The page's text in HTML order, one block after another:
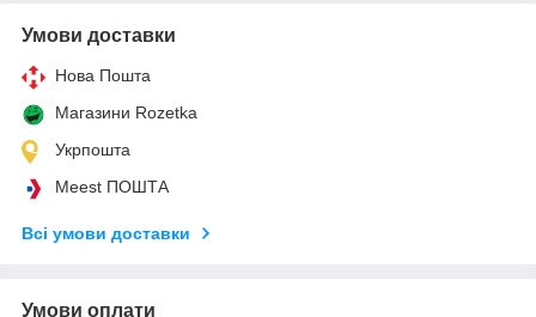
Умови доставки
Нова Пошта
Магазини Rozetka
Укрпошта
Meest ПОШТА
Всі умови доставки
Умови оплати